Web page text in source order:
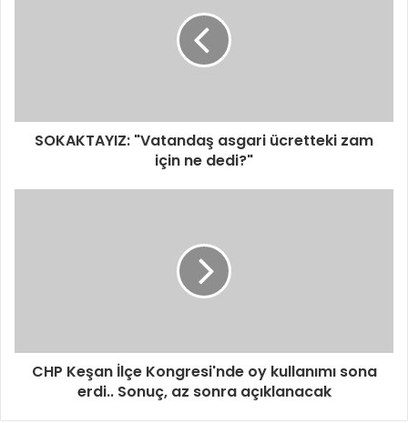
SOKAKTAYIZ: "Vatandaş asgari ücretteki zam
için ne dedi?"
CHP Keşan İlçe Kongresi'nde oy kullanımı sona
erdi.. Sonuç, az sonra açıklanacak